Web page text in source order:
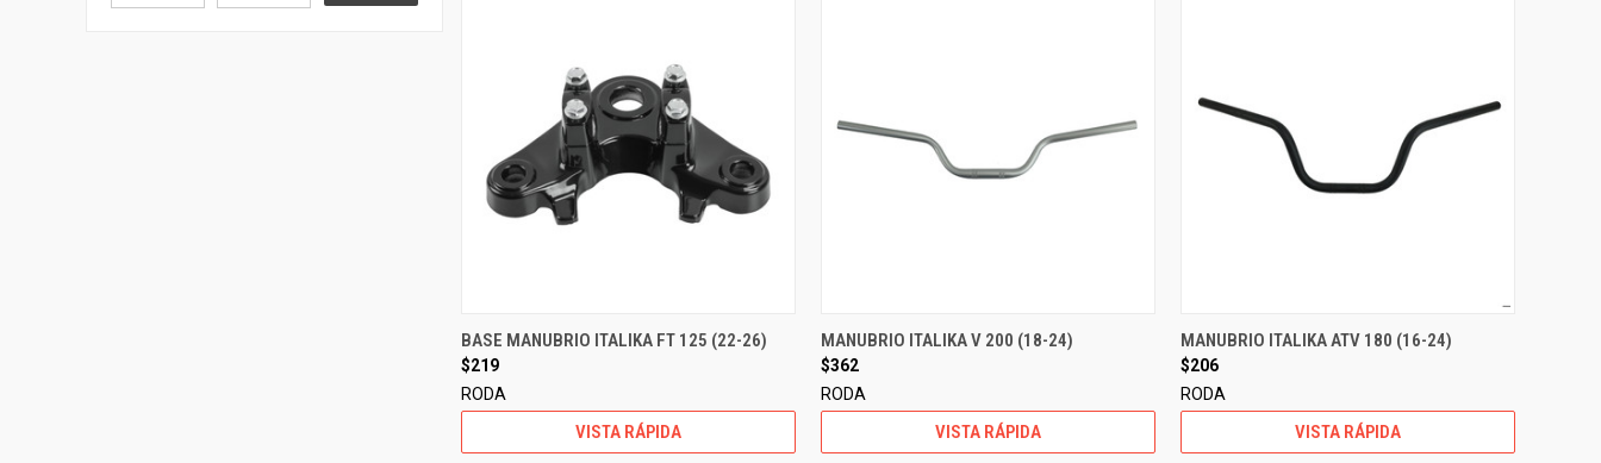
BASE MANUBRIO ITALIKA FT 125 (22-26)
$219
RODA
VISTA RÁPIDA
MANUBRIO ITALIKA V 200 (18-24)
$362
RODA
VISTA RÁPIDA
MANUBRIO ITALIKA ATV 180 (16-24)
$206
RODA
VISTA RÁPIDA